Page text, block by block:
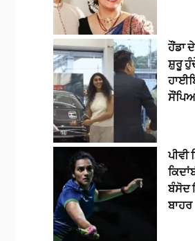
ਹੌਂਡਾ
ਸ਼ੁਰੂ
ਪੀਵੀ
ਬੰਸੋਦ
ਬਾਹਰ